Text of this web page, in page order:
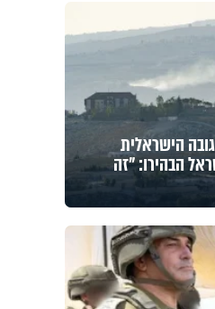
הישראלית
הבהירו: "זה